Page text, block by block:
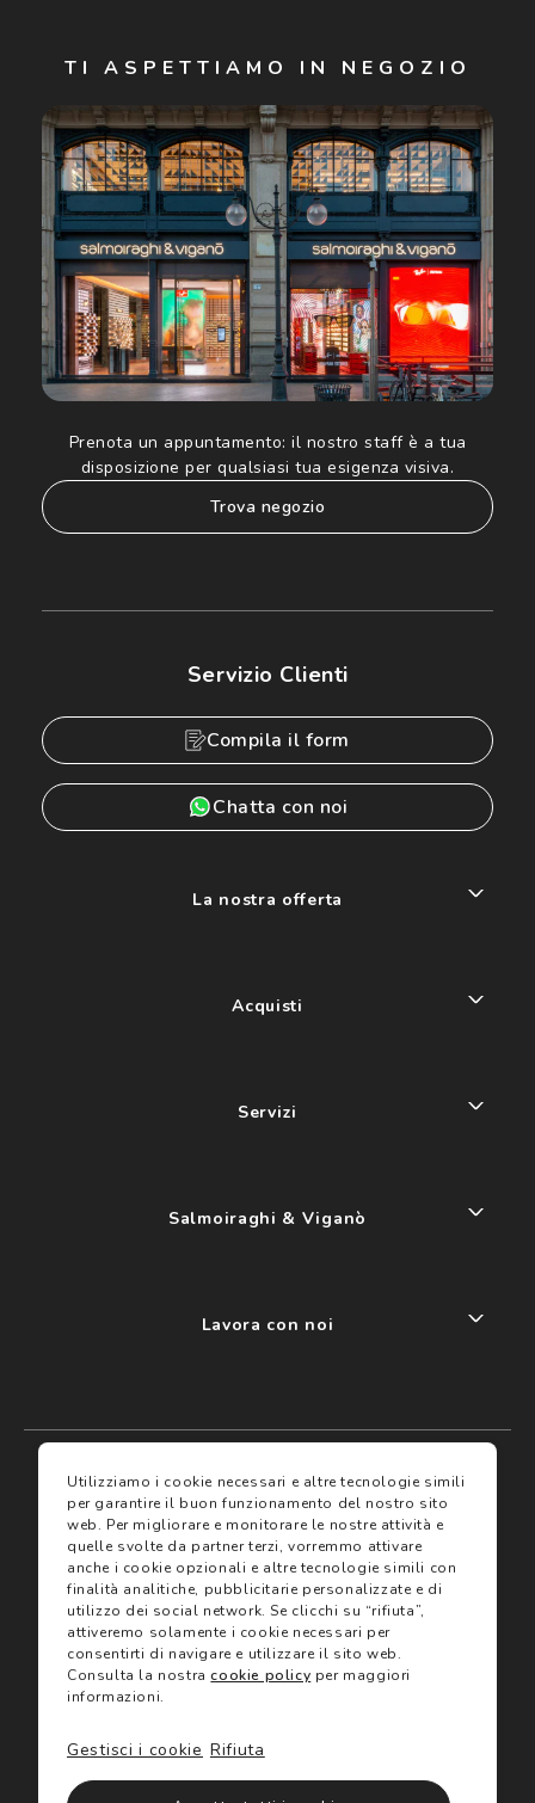
I miei preferiti
Assicurazioni
Servizi
Trova negozio
Gift Card
Cliccando su "Iscriviti", confermo di avere più di 16 anni e
acconsento all'utilizzo dei miei Dati Personali da parte di
Luxottica Group S.p.A. per l'invio di offerte speciali, novità
ed altre comunicazioni di carattere pubblicitario (consultare
Informativa sulla privacyper ulteriori informazioni).
TI ASPETTIAMO IN NEGOZIO
Prenota un appuntamento: il nostro staff è a tua
disposizione per qualsiasi tua esigenza visiva.
trova negozio
Servizio Clienti
Compila il form
Chatta con noi
La nostra offerta
Acquisti
Servizi
Salmoiraghi & Viganò
Lavora con noi
Termini e condizioni
Termini di vendita
Avvertenze e informazioni di sicurezza sui prodotti
Informativa sulla Privacy
Utilizzo dei cookie
Utilizziamo i cookie necessari e altre tecnologie simili
per garantire il buon funzionamento del nostro sito
web. Per migliorare e monitorare le nostre attività e
quelle svolte da partner terzi, vorremmo attivare
anche i cookie opzionali e altre tecnologie simili con
finalità analitiche, pubblicitarie personalizzate e di
utilizzo dei social network. Se clicchi su “rifiuta”,
attiveremo solamente i cookie necessari per
consentirti di navigare e utilizzare il sito web.
Consulta la nostracookie policy per maggiori
informazioni.
Rifiuta
Gestisci i cookie